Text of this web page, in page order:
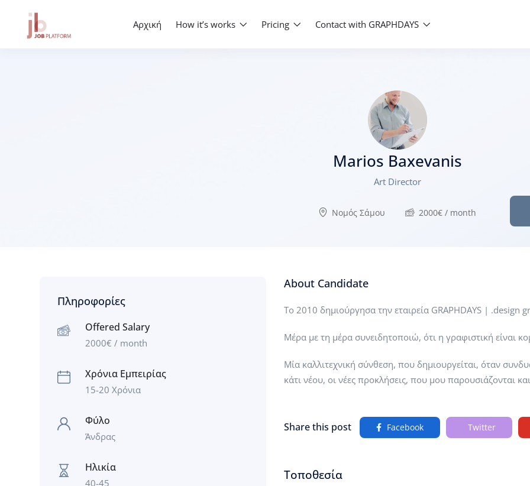
Αρχική How it’s works Pricing Contact with GRAPHDAYS
Marios Baxevanis
Art Director
Νομός Σάμου 2000€ / month
Πληροφορίες
Offered Salary
2000€ / month
Χρόνια Εμπειρίας
15-20 Χρόνια
Φύλο
Άνδρας
Ηλικία
40-45
About Candidate
Το 2010 δημιούργησα την εταιρεία GRAPHDAYS | .design
Μέρα με τη μέρα συνειδητοποιώ, ότι η γραφιστική είναι
Μία καλλιτεχνική σύνθεση, που δημιουργείται, όταν
κάτι νέου, οι νέες προκλήσεις, που μου παρουσιάζονται
Share this post Facebook Twitter
Τοποθεσία